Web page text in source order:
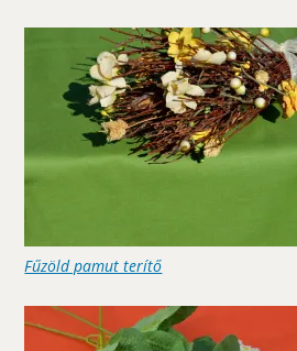
Fűzöld pamut terítő